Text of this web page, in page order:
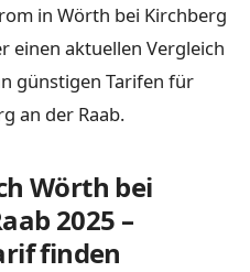
in Wörth bei Kirchberg
einen aktuellen Vergleich
günstigen Tarifen für
an der Raab.
Wörth bei
2025 –
finden